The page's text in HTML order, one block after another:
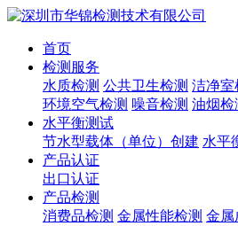
首页
检测服务
水质检测 公共卫生检测 洁净室
环境空气检测 噪音检测 油烟检
水平衡测试
节水型载体（单位）创建 水平
产品认证
出口认证
产品检测
消费品检测 金属性能检测 金属